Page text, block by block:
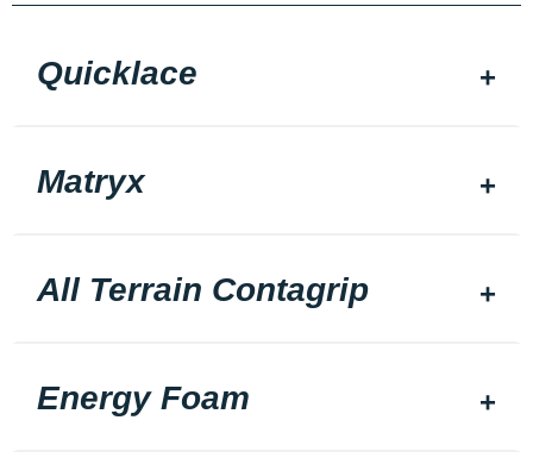
Quicklace
Matryx
All Terrain Contagrip
Energy Foam